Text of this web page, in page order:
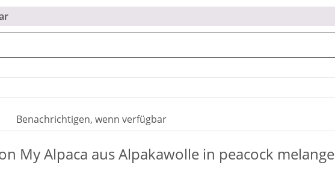
Benachrichtigen, wenn verfügbar
My Alpaca aus Alpakawolle in peacock melange